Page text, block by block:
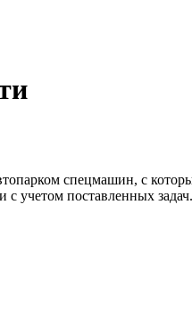
спецмашин, с
учетом поставленных